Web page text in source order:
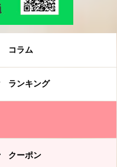
コラム
ランキング
クーポン